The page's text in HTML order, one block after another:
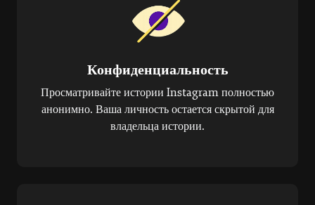
Конфиденциальность
Просматривайте истории Instagram полностью
анонимно. Ваша личность остается скрытой для
владельца истории.